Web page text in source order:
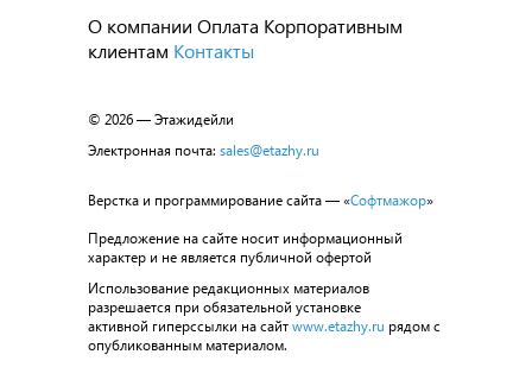
О компании Оплата Корпоративным
клиентам Контакты
© 2026 — Этажидейли
Электронная почта: sales@etazhy.ru
Верстка и программирование сайта — «Софтмажор»
Предложение на сайте носит информационный
характер и не является публичной офертой
Использование редакционных материалов
разрешается при обязательной установке
активной гиперссылки на сайт www.etazhy.ru рядом с
опубликованным материалом.